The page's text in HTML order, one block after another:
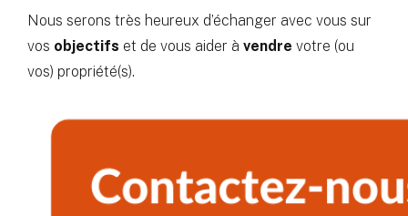
Nous serons très heureux d’échanger avec vous sur
vos objectifs et de vous aider à vendre votre (ou
vos) propriété(s).